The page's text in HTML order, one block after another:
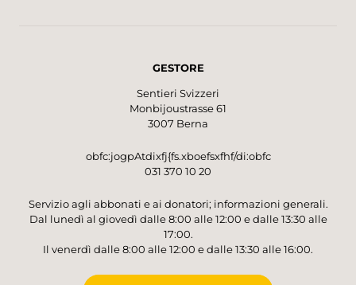
GESTORE
Sentieri Svizzeri
Monbijoustrasse 61
3007 Berna
obfc:jogpAtdixfj{fs.xboefsxfhf/di:obfc
031 370 10 20
Servizio agli abbonati e ai donatori; informazioni generali.
Dal lunedì al giovedì dalle 8:00 alle 12:00 e dalle 13:30 alle
17:00.
Il venerdì dalle 8:00 alle 12:00 e dalle 13:30 alle 16:00.